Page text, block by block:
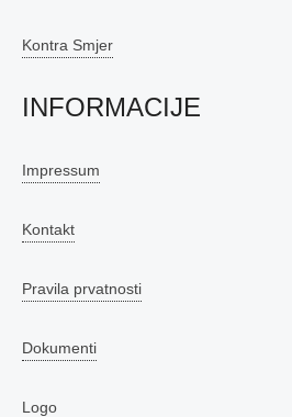
Kontra Smjer
INFORMACIJE
Impressum
Kontakt
Pravila prvatnosti
Dokumenti
Logo